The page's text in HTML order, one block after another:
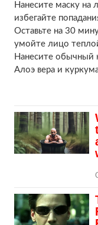
Нанесите маску на
избегайте
Оставьте на 30
умойте лицо
Нанесите обычный
Алоэ вера и